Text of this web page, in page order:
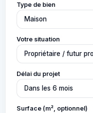
Type de bien
Votre situation
Délai du projet
Surface (m², optionnel)